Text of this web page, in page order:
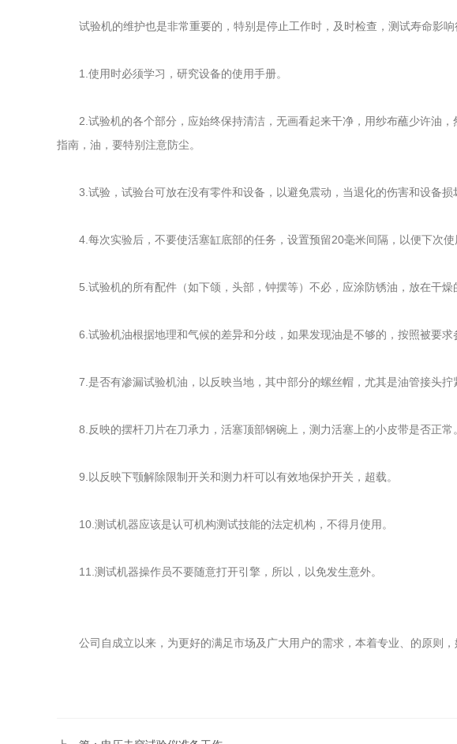
试验机的维护也是非常重要的，特别是停止工作时，及时检查，测试寿命影响
1.使用时必须学习，研究设备的使用手册。
2.试验机的各个部分，应始终保持清洁，无画看起来干净，用纱布蘸少许油，
指南，油，要特别注意防尘。
3.试验，试验台可放在没有零件和设备，以避免震动，当退化的伤害和设备损
4.每次实验后，不要使活塞缸底部的任务，设置预留20毫米间隔，以便下次使
5.试验机的所有配件（如下颌，头部，钟摆等）不必，应涂防锈油，放在干燥
6.试验机油根据地理和气候的差异和分歧，如果发现油是不够的，按照被要求
7.是否有渗漏试验机油，以反映当地，其中部分的螺丝帽，尤其是油管接头拧
8.反映的摆杆刀片在刀承力，活塞顶部钢碗上，测力活塞上的小皮带是否正常。
9.以反映下颚解除限制开关和测力杆可以有效地保护开关，超载。
10.测试机器应该是认可机构测试技能的法定机构，不得月使用。
11.测试机器操作员不要随意打开引擎，所以，以免发生意外。
公司自成立以来，为更好的满足市场及广大用户的需求，本着专业、的原则，